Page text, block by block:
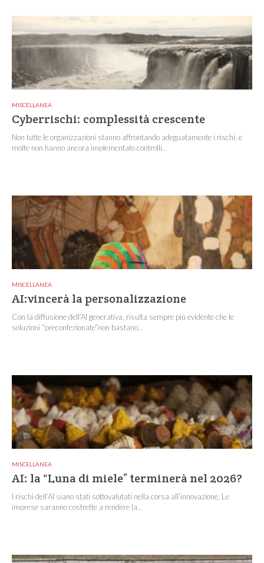
MISCELLANEA
Cyberrischi: complessità crescente
Non tutte le organizzazioni stanno affrontando adeguatamente i rischi, e
molte non hanno ancora implementato controlli...
MISCELLANEA
AI:vincerà la personalizzazione
Con la diffusione dell’AI generativa, risulta sempre più evidente che le
soluzioni “preconfezionate”non bastano...
MISCELLANEA
AI: la “Luna di miele” terminerà nel 2026?
I rischi dell’AI siano stati sottovalutati nella corsa all’innovazione. Le
imprese saranno costrette a rendere la...